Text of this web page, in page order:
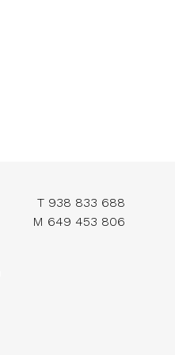
T 938 833 688
M 649 453 806